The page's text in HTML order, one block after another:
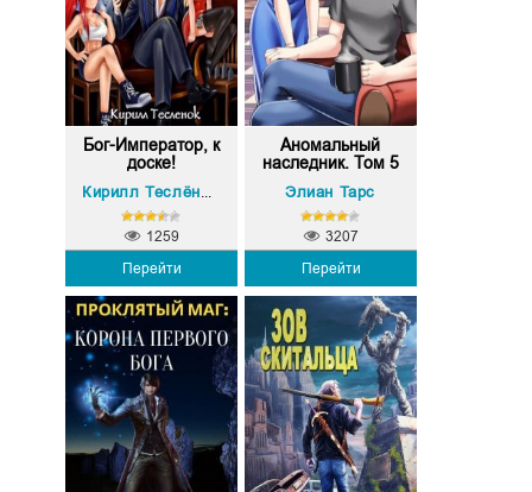
Бог-Император, к
доске!
Кирилл Теслёнок (Архимаг)
Перейти
1259
Аномальный
наследник. Том 5
Элиан Тарс
Перейти
3207